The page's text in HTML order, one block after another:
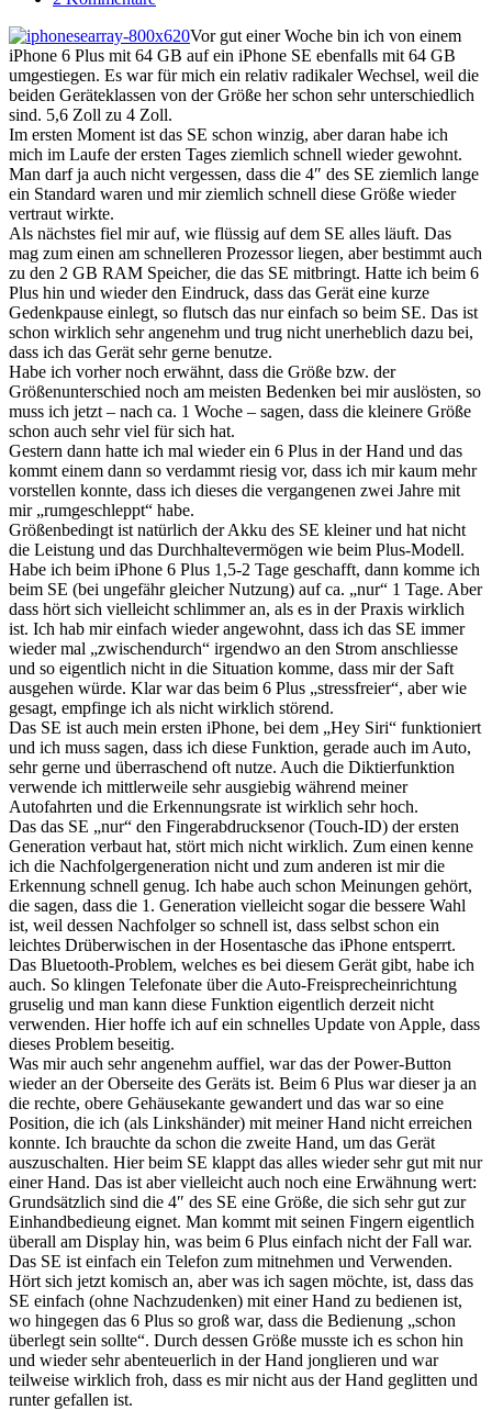
Vor gut einer Woche bin ich von einem
iPhone 6 Plus mit 64 GB auf ein iPhone SE ebenfalls mit 64 GB
umgestiegen. Es war für mich ein relativ radikaler Wechsel, weil die
beiden Geräteklassen von der Größe her schon sehr unterschiedlich
sind. 5,6 Zoll zu 4 Zoll.
Im ersten Moment ist das SE schon winzig, aber daran habe ich
mich im Laufe der ersten Tages ziemlich schnell wieder gewohnt.
Man darf ja auch nicht vergessen, dass die 4″ des SE ziemlich lange
ein Standard waren und mir ziemlich schnell diese Größe wieder
vertraut wirkte.
Als nächstes fiel mir auf, wie flüssig auf dem SE alles läuft. Das
mag zum einen am schnelleren Prozessor liegen, aber bestimmt auch
zu den 2 GB RAM Speicher, die das SE mitbringt. Hatte ich beim 6
Plus hin und wieder den Eindruck, dass das Gerät eine kurze
Gedenkpause einlegt, so flutsch das nur einfach so beim SE. Das ist
schon wirklich sehr angenehm und trug nicht unerheblich dazu bei,
dass ich das Gerät sehr gerne benutze.
Habe ich vorher noch erwähnt, dass die Größe bzw. der
Größenunterschied noch am meisten Bedenken bei mir auslösten, so
muss ich jetzt – nach ca. 1 Woche – sagen, dass die kleinere Größe
schon auch sehr viel für sich hat.
Gestern dann hatte ich mal wieder ein 6 Plus in der Hand und das
kommt einem dann so verdammt riesig vor, dass ich mir kaum mehr
vorstellen konnte, dass ich dieses die vergangenen zwei Jahre mit
mir „rumgeschleppt“ habe.
Größenbedingt ist natürlich der Akku des SE kleiner und hat nicht
die Leistung und das Durchhaltevermögen wie beim Plus-Modell.
Habe ich beim iPhone 6 Plus 1,5-2 Tage geschafft, dann komme ich
beim SE (bei ungefähr gleicher Nutzung) auf ca. „nur“ 1 Tage. Aber
dass hört sich vielleicht schlimmer an, als es in der Praxis wirklich
ist. Ich hab mir einfach wieder angewohnt, dass ich das SE immer
wieder mal „zwischendurch“ irgendwo an den Strom anschliesse
und so eigentlich nicht in die Situation komme, dass mir der Saft
ausgehen würde. Klar war das beim 6 Plus „stressfreier“, aber wie
gesagt, empfinge ich als nicht wirklich störend.
Das SE ist auch mein ersten iPhone, bei dem „Hey Siri“ funktioniert
und ich muss sagen, dass ich diese Funktion, gerade auch im Auto,
sehr gerne und überraschend oft nutze. Auch die Diktierfunktion
verwende ich mittlerweile sehr ausgiebig während meiner
Autofahrten und die Erkennungsrate ist wirklich sehr hoch.
Das das SE „nur“ den Fingerabdrucksenor (Touch-ID) der ersten
Generation verbaut hat, stört mich nicht wirklich. Zum einen kenne
ich die Nachfolgergeneration nicht und zum anderen ist mir die
Erkennung schnell genug. Ich habe auch schon Meinungen gehört,
die sagen, dass die 1. Generation vielleicht sogar die bessere Wahl
ist, weil dessen Nachfolger so schnell ist, dass selbst schon ein
leichtes Drüberwischen in der Hosentasche das iPhone entsperrt.
Das Bluetooth-Problem, welches es bei diesem Gerät gibt, habe ich
auch. So klingen Telefonate über die Auto-Freisprecheinrichtung
gruselig und man kann diese Funktion eigentlich derzeit nicht
verwenden. Hier hoffe ich auf ein schnelles Update von Apple, dass
dieses Problem beseitig.
Was mir auch sehr angenehm auffiel, war das der Power-Button
wieder an der Oberseite des Geräts ist. Beim 6 Plus war dieser ja an
die rechte, obere Gehäusekante gewandert und das war so eine
Position, die ich (als Linkshänder) mit meiner Hand nicht erreichen
konnte. Ich brauchte da schon die zweite Hand, um das Gerät
auszuschalten. Hier beim SE klappt das alles wieder sehr gut mit nur
einer Hand. Das ist aber vielleicht auch noch eine Erwähnung wert:
Grundsätzlich sind die 4″ des SE eine Größe, die sich sehr gut zur
Einhandbedieung eignet. Man kommt mit seinen Fingern eigentlich
überall am Display hin, was beim 6 Plus einfach nicht der Fall war.
Das SE ist einfach ein Telefon zum mitnehmen und Verwenden.
Hört sich jetzt komisch an, aber was ich sagen möchte, ist, dass das
SE einfach (ohne Nachzudenken) mit einer Hand zu bedienen ist,
wo hingegen das 6 Plus so groß war, dass die Bedienung „schon
überlegt sein sollte“. Durch dessen Größe musste ich es schon hin
und wieder sehr abenteuerlich in der Hand jonglieren und war
teilweise wirklich froh, dass es mir nicht aus der Hand geglitten und
runter gefallen ist.